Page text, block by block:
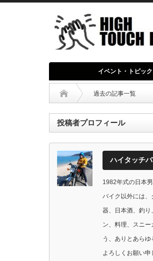
イベント・トピッ
過去の記事一覧
投稿者プロフィール
ハイタッチ
1982年式の日本
バイク以外には
器、日本酒、釣
ン、料理、スニ
う、ありとあら
よろしくお願い申